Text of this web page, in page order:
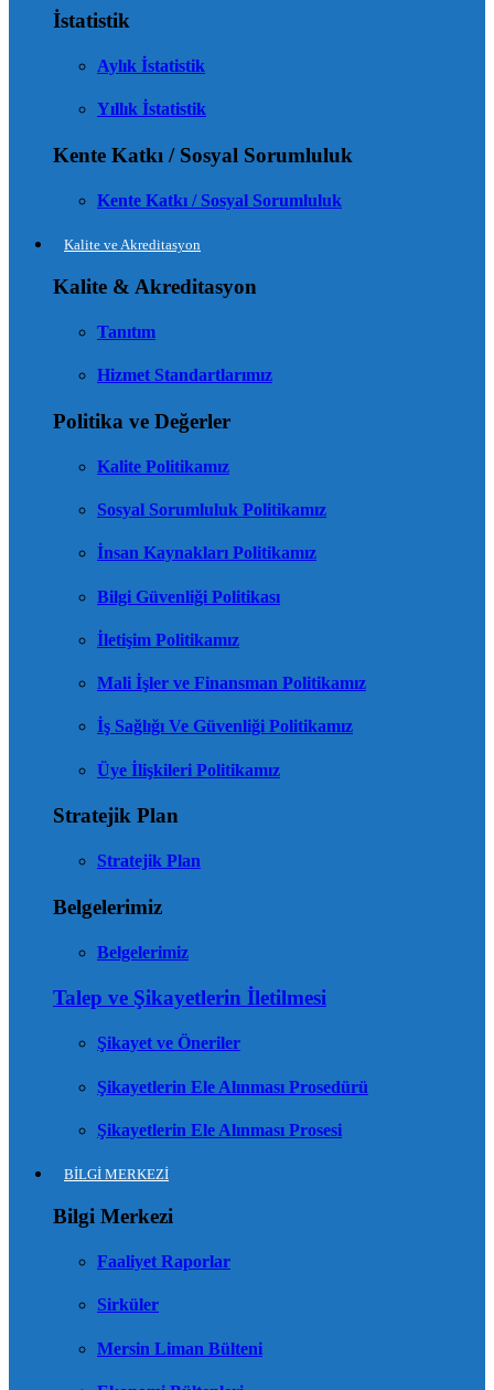
İstatistik
Aylık İstatistik
Yıllık İstatistik
Kente Katkı / Sosyal Sorumluluk
Kente Katkı / Sosyal Sorumluluk
Kalite ve Akreditasyon
Kalite & Akreditasyon
Tanıtım
Hizmet Standartlarımız
Politika ve Değerler
Kalite Politikamız
Sosyal Sorumluluk Politikamız
İnsan Kaynakları Politikamız
Bilgi Güvenliği Politikası
İletişim Politikamız
Mali İşler ve Finansman Politikamız
İş Sağlığı Ve Güvenliği Politikamız
Üye İlişkileri Politikamız
Stratejik Plan
Stratejik Plan
Belgelerimiz
Belgelerimiz
Talep ve Şikayetlerin İletilmesi
Şikayet ve Öneriler
Şikayetlerin Ele Alınması Prosedürü
Şikayetlerin Ele Alınması Prosesi
BİLGİ MERKEZİ
Bilgi Merkezi
Faaliyet Raporlar
Sirküler
Mersin Liman Bülteni